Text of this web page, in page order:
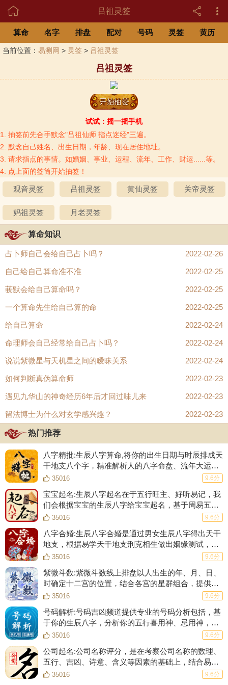
 吕祖灵签
算命 名字 排盘 配对 号码 灵签 黄历
当前位置： 易测网 > 灵签 > 吕祖灵签
吕祖灵签
试试：摇一摇手机
1. 抽签前先合手默念"吕祖仙师 指点迷经"三遍。
2. 默念自己姓名、出生日期，年龄、现在居住地址。
3. 请求指点的事情。如婚姻、事业、运程、流年、工作、财运......等。
4. 点上面的签筒开始抽签！
观音灵签 吕祖灵签 黄仙灵签 关帝灵签
妈祖灵签 月老灵签
算命知识
占卜师自己会给自己占卜吗？ 2022-02-26
自己给自己算命准不准 2022-02-25
莪默会给自己算命吗？ 2022-02-25
一个算命先生给自己算的命 2022-02-25
给自己算命 2022-02-24
命理师会自己经常给自己占卜吗？ 2022-02-24
说说紫微星与天机星之间的暧昧关系 2022-02-24
如何判断真伪算命师 2022-02-23
遇见九华山的神奇经历6年后才回过味儿来 2022-02-23
留法博士为什么对玄学感兴趣？ 2022-02-23
热门推荐
八字精批:生辰八字算命,将你的出生日期与时辰排成天
干地支八个字，精准解析人的八字命盘、流年大运、
五行强弱、婚姻爱情、事业财运等等！
35016 9.6分
宝宝起名:生辰八字起名在于五行旺主、好听易记，我
们会根据宝宝的生辰八字给宝宝起名，基于周易五格
数理起一个数理大吉的名字，根据生肖起名的原则起
35016 9.6分
八字合婚:生辰八字合婚是通过男女生辰八字得出天干
地支，根据易学天干地支刑克相生做出姻缘测试，合
八字、测姻缘，给你一份专业、完整的合婚结果。
35016 9.6分
紫微斗数:紫微斗数线上排盘以人出生的年、月、日、
时确定十二宫的位置，结合各宫的星群组合，提供
108种斗数格局并辅以详细的解释，分析一生流年大
35016 9.6分
号码解析:号码吉凶频道提供专业的号码分析包括，基
于你的生辰八字，分析你的五行喜用神、忌用神，并
结合81数理分析号码对于你的潜在意义。
35016 9.6分
公司起名:公司名称评分，是在考察公司名称的数理、
五行、吉凶、诗意、含义等因素的基础上，结合易经
的“像”，“数”理论，对公司名称进行全方位的评分。
35016 9.6分